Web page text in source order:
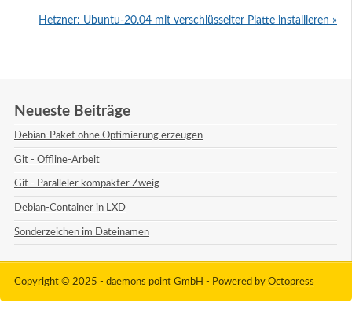
Hetzner: Ubuntu-20.04 mit verschlüsselter Platte installieren »
Neueste Beiträge
Debian-Paket ohne Optimierung erzeugen
Git - Offline-Arbeit
Git - Paralleler kompakter Zweig
Debian-Container in LXD
Sonderzeichen im Dateinamen
Copyright © 2025 - daemons point GmbH - Powered by Octopress